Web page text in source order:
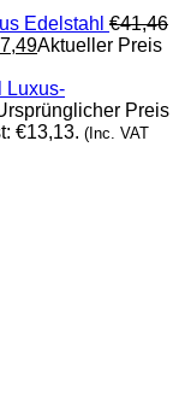
Edelstahl €41,46
Aktueller Preis
Luxus-
Preis
€13,13. (Inc. VAT